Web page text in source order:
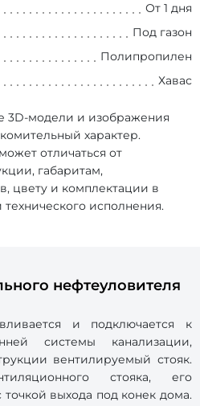
От 1 дня
Под газон
Полипропилен
Хавас
3D-модели и изображения
характер.
отличаться от
габаритам,
цвету и комплектации в
исполнения.
нефтеуловителя
и подключается к
системы канализации,
вентилируемый стояк.
стояка, его
точкой выхода под конек дома.